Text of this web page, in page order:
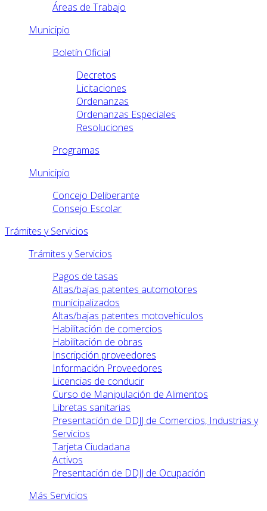
Áreas de Trabajo
Municipio
Boletín Oficial
Decretos
Licitaciones
Ordenanzas
Ordenanzas Especiales
Resoluciones
Programas
Municipio
Concejo Deliberante
Consejo Escolar
Trámites y Servicios
Trámites y Servicios
Pagos de tasas
Altas/bajas patentes automotores
municipalizados
Altas/bajas patentes motovehiculos
Habilitación de comercios
Habilitación de obras
Inscripción proveedores
Información Proveedores
Licencias de conducir
Curso de Manipulación de Alimentos
Libretas sanitarias
Presentación de DDJJ de Comercios, Industrias y
Servicios
Tarjeta Ciudadana
Activos
Presentación de DDJJ de Ocupación
Más Servicios